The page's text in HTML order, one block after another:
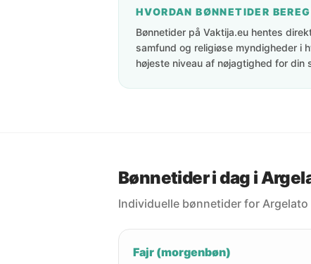
HVORDAN BØNNETIDER
Bønnetider på Vaktija.eu hentes
samfund og religiøse myndigheder i
højeste niveau af nøjagtighed for din
Bønnetider i dag i
Individuelle bønnetider for Argelato
Fajr (morgenbøn)